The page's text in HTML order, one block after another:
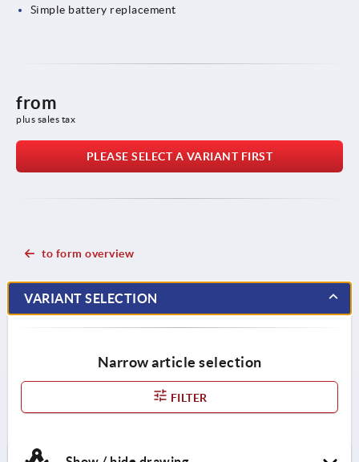
Simple battery replacement
from
plus sales tax
PLEASE SELECT A VARIANT FIRST
to form overview
VARIANT SELECTION
Narrow article selection
FILTER